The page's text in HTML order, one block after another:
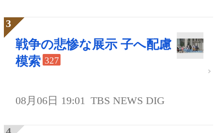
戦争の悲惨な展示 子へ配慮
模索 327
08月06日 19:01 TBS NEWS DIG